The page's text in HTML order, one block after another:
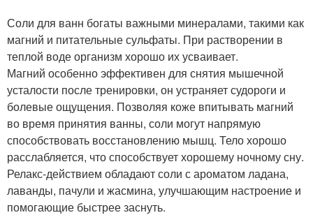
Соли для ванн богаты важными минералами, такими как
магний и питательные сульфаты. При растворении в
теплой воде организм хорошо их усваивает.
Магний особенно эффективен для снятия мышечной
усталости после тренировки, он устраняет судороги и
болевые ощущения. Позволяя коже впитывать магний
во время принятия ванны, соли могут напрямую
способствовать восстановлению мышц. Тело хорошо
расслабляется, что способствует хорошему ночному сну.
Релакс-действием обладают соли с ароматом ладана,
лаванды, пачули и жасмина, улучшающим настроение и
помогающие быстрее заснуть.